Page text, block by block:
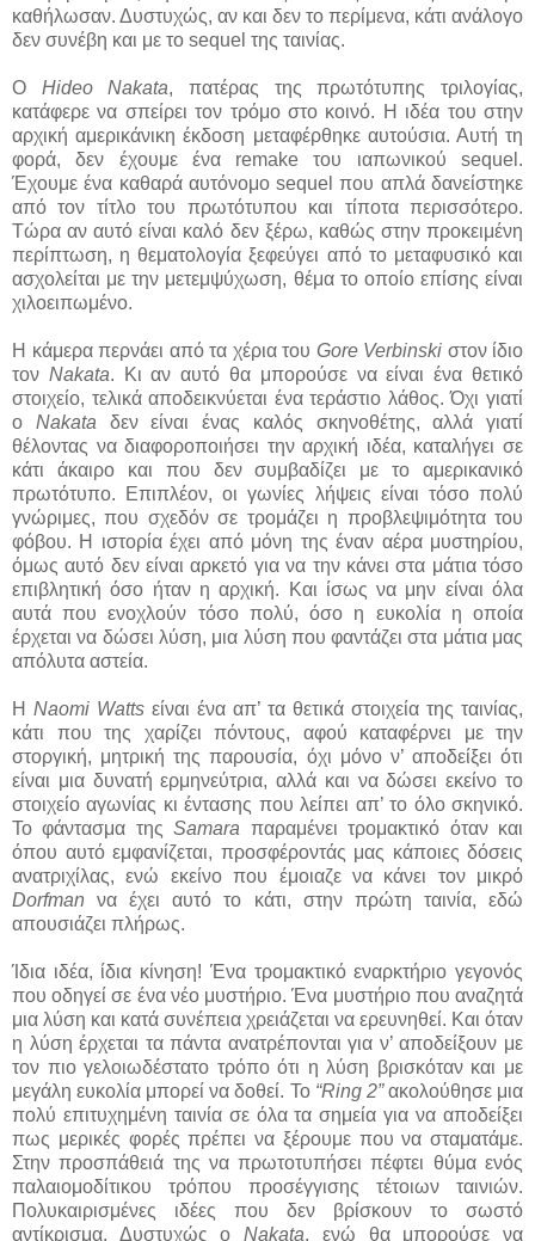
καθήλωσαν. Δυστυχώς, αν και δεν το περίμενα, κάτι ανάλογο
δεν συνέβη και με το sequel της ταινίας.
Ο Hideo Nakata, πατέρας της πρωτότυπης τριλογίας,
κατάφερε να σπείρει τον τρόμο στο κοινό. Η ιδέα του στην
αρχική αμερικάνικη έκδοση μεταφέρθηκε αυτούσια. Αυτή τη
φορά, δεν έχουμε ένα remake του ιαπωνικού sequel.
Έχουμε ένα καθαρά αυτόνομο sequel που απλά δανείστηκε
από τον τίτλο του πρωτότυπου και τίποτα περισσότερο.
Τώρα αν αυτό είναι καλό δεν ξέρω, καθώς στην προκειμένη
περίπτωση, η θεματολογία ξεφεύγει από το μεταφυσικό και
ασχολείται με την μετεμψύχωση, θέμα το οποίο επίσης είναι
χιλοειπωμένο.
Η κάμερα περνάει από τα χέρια του Gore Verbinski στον ίδιο
τον Nakata. Κι αν αυτό θα μπορούσε να είναι ένα θετικό
στοιχείο, τελικά αποδεικνύεται ένα τεράστιο λάθος. Όχι γιατί
ο Nakata δεν είναι ένας καλός σκηνοθέτης, αλλά γιατί
θέλοντας να διαφοροποιήσει την αρχική ιδέα, καταλήγει σε
κάτι άκαιρο και που δεν συμβαδίζει με το αμερικανικό
πρωτότυπο. Επιπλέον, οι γωνίες λήψεις είναι τόσο πολύ
γνώριμες, που σχεδόν σε τρομάζει η προβλεψιμότητα του
φόβου. Η ιστορία έχει από μόνη της έναν αέρα μυστηρίου,
όμως αυτό δεν είναι αρκετό για να την κάνει στα μάτια τόσο
επιβλητική όσο ήταν η αρχική. Και ίσως να μην είναι όλα
αυτά που ενοχλούν τόσο πολύ, όσο η ευκολία η οποία
έρχεται να δώσει λύση, μια λύση που φαντάζει στα μάτια μας
απόλυτα αστεία.
Η Naomi Watts είναι ένα απ’ τα θετικά στοιχεία της ταινίας,
κάτι που της χαρίζει πόντους, αφού καταφέρνει με την
στοργική, μητρική της παρουσία, όχι μόνο ν’ αποδείξει ότι
είναι μια δυνατή ερμηνεύτρια, αλλά και να δώσει εκείνο το
στοιχείο αγωνίας κι έντασης που λείπει απ’ το όλο σκηνικό.
Το φάντασμα της Samara παραμένει τρομακτικό όταν και
όπου αυτό εμφανίζεται, προσφέροντάς μας κάποιες δόσεις
ανατριχίλας, ενώ εκείνο που έμοιαζε να κάνει τον μικρό
Dorfman να έχει αυτό το κάτι, στην πρώτη ταινία, εδώ
απουσιάζει πλήρως.
Ίδια ιδέα, ίδια κίνηση! Ένα τρομακτικό εναρκτήριο γεγονός
που οδηγεί σε ένα νέο μυστήριο. Ένα μυστήριο που αναζητά
μια λύση και κατά συνέπεια χρειάζεται να ερευνηθεί. Και όταν
η λύση έρχεται τα πάντα ανατρέπονται για ν’ αποδείξουν με
τον πιο γελοιωδέστατο τρόπο ότι η λύση βρισκόταν και με
μεγάλη ευκολία μπορεί να δοθεί. Το“Ring 2”ακολούθησε μια
πολύ επιτυχημένη ταινία σε όλα τα σημεία για να αποδείξει
πως μερικές φορές πρέπει να ξέρουμε που να σταματάμε.
Στην προσπάθειά της να πρωτοτυπήσει πέφτει θύμα ενός
παλαιομοδίτικου τρόπου προσέγγισης τέτοιων ταινιών.
Πολυκαιρισμένες ιδέες που δεν βρίσκουν το σωστό
αντίκρισμα. Δυστυχώς οNakata, ενώ θα μπορούσε να